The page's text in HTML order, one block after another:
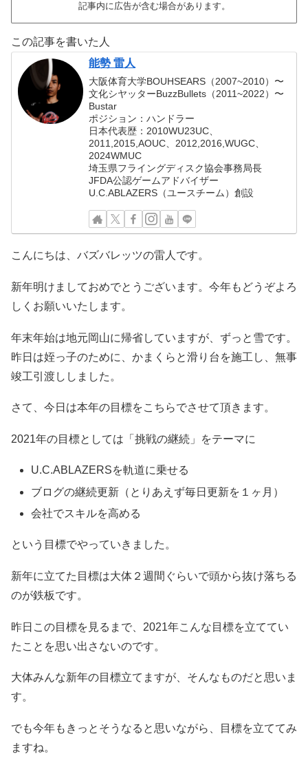
記事内に広告が含む場合があります。
この記事を書いた人
能勢 雷人
大阪体育大学BOUHSEARS（2007~2010）〜
文化シヤッターBuzzBullets（2011~2022）〜
Bustar
ポジション：ハンドラー
日本代表歴：2010WU23UC、
2011,2015,AOUC、2012,2016,WUGC、
2024WMUC
埼玉県フライングディスク協会事務局長
JFDA公認ゲームアドバイザー
U.C.ABLAZERS（ユースチーム）創設
こんにちは、バズバレッツの雷人です。
新年明けましておめでとうございます。今年もどうぞよろ
しくお願いいたします。
年末年始は地元岡山に帰省していますが、ずっと雪です。
昨日は姪っ子のために、かまくらと滑り台を施工し、無事
竣工引渡ししました。
さて、今日は本年の目標をこちらでさせて頂きます。
2021年の目標としては「挑戦の継続」をテーマに
U.C.ABLAZERSを軌道に乗せる
ブログの継続更新（とりあえず毎日更新を１ヶ月）
会社でスキルを高める
という目標でやっていきました。
新年に立てた目標は大体２週間ぐらいで頭から抜け落ちる
のが鉄板です。
昨日この目標を見るまで、2021年こんな目標を立ててい
たことを思い出さないのです。
大体みんな新年の目標立てますが、そんなものだと思いま
す。
でも今年もきっとそうなると思いながら、目標を立ててみ
ますね。